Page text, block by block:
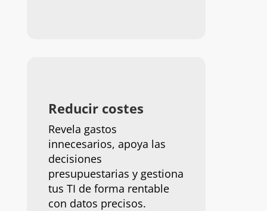
Reducir costes
Revela gastos
innecesarios, apoya las
decisiones
presupuestarias y gestiona
tus TI de forma rentable
con datos precisos.